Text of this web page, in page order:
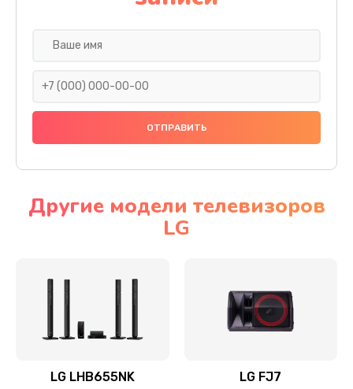
Заказать
Ремонт платы электроники
Прошивка
Ремонт механики привода
Ремонт / замена кнопок, клавиш, индикаторов,
Другие модели телевизоров
LG
LG LHB655NK LG FJ7